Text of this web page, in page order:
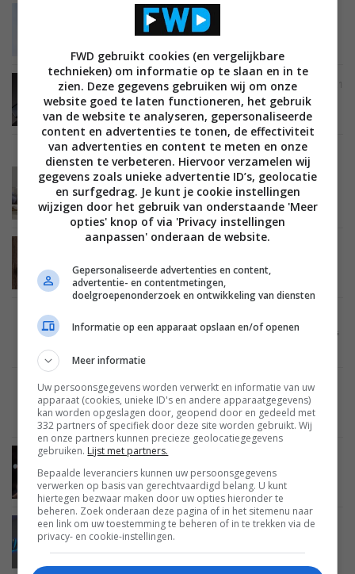
MOBILE ANDROID SMARTPHONES
Asus presenteert compacte Zenfone 8 en
NIEUWS MOBILE ANDROID SMARTPHONES 10 MAART 2021
Asus komt met gaming smartphones ROG Phone
5-serie
NIEUWS BEELD PROJECTORS 14 JANUARI 2021
Asus ZenBeam Latte is een compacte projector
en bluetoothspeaker
Volgende Asus ROG Phone komt met drie
maanden Google Stadia
Gamestreamingdienst Stadia standaard op ROG
MOBILE 04 SEPTEMBER 2019
Asus ROG Phone 2 krijgt Ultimate Edition met
betere specificaties
MOBILE 22 JULI 2019
Asus ROG Phone 2 specificaties bekend:
krachtigste smartphone van dit moment
MOBILE 16 JULI 2019
Asus ROG Phone 2 maakt gebruik van
aangekondigde Qualcomm Snapdragon 855 Plus
FWD gebruikt cookies (en vergelijkbare
technieken) om informatie op te slaan en in te
zien. Deze gegevens gebruiken wij om onze
website goed te laten functioneren, het gebruik
van de website te analyseren, gepersonaliseerde
content en advertenties te tonen, de effectiviteit
van advertenties en content te meten en onze
diensten te verbeteren. Hiervoor verzamelen wij
gegevens zoals unieke advertentie ID’s, geolocatie
en surfgedrag. Je kunt je cookie instellingen
wijzigen door het gebruik van onderstaande 'Meer
opties' knop of via 'Privacy instellingen
aanpassen' onderaan de website.
Gepersonaliseerde advertenties en content,
advertentie- en contentmetingen,
doelgroepenonderzoek en ontwikkeling van diensten
Informatie op een apparaat opslaan en/of openen
Meer informatie
Uw persoonsgegevens worden verwerkt en informatie van uw
apparaat (cookies, unieke ID's en andere apparaatgegevens)
kan worden opgeslagen door, geopend door en gedeeld met
332 partners of specifiek door deze site worden gebruikt. Wij
en onze partners kunnen precieze geolocatiegegevens
gebruiken. Lijst met partners.
Bepaalde leveranciers kunnen uw persoonsgegevens
verwerken op basis van gerechtvaardigd belang. U kunt
hiertegen bezwaar maken door uw opties hieronder te
beheren. Zoek onderaan deze pagina of in het sitemenu naar
een link om uw toestemming te beheren of in te trekken via de
privacy- en cookie-instellingen.